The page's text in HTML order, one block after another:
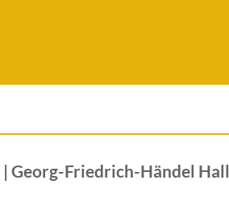
| Georg-Friedrich-Händel